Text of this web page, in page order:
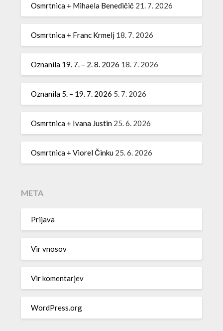
Osmrtnica + Mihaela Benedičič 21. 7. 2026
Osmrtnica + Franc Krmelj 18. 7. 2026
Oznanila 19. 7. – 2. 8. 2026 18. 7. 2026
Oznanila 5. – 19. 7. 2026 5. 7. 2026
Osmrtnica + Ivana Justin 25. 6. 2026
Osmrtnica + Viorel Činku 25. 6. 2026
META
Prijava
Vir vnosov
Vir komentarjev
WordPress.org